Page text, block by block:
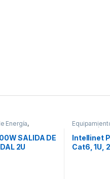
Energía,
SALIDA DE
2U
Protección
Intellinet
Cat6, 1U,